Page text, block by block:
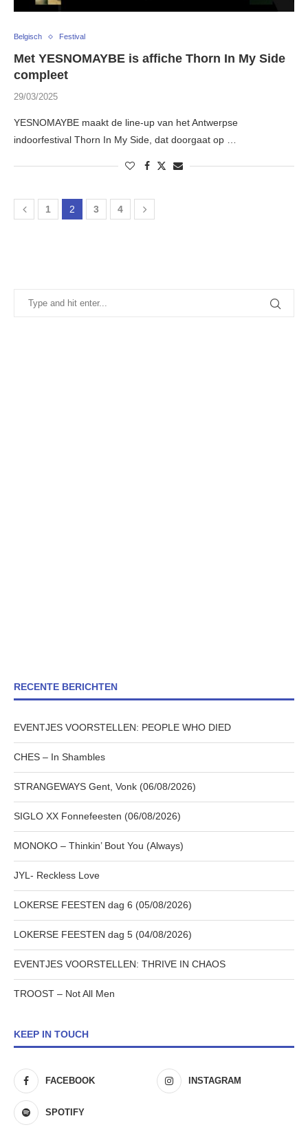
Belgisch Festival
Met YESNOMAYBE is affiche Thorn In My Side
compleet
29/03/2025
YESNOMAYBE maakt de line-up van het Antwerpse
indoorfestival Thorn In My Side, dat doorgaat op …
1 2 3 4
RECENTE BERICHTEN
EVENTJES VOORSTELLEN: PEOPLE WHO DIED
CHES – In Shambles
STRANGEWAYS Gent, Vonk (06/08/2026)
SIGLO XX Fonnefeesten (06/08/2026)
MONOKO – Thinkin’ Bout You (Always)
JYL- Reckless Love
LOKERSE FEESTEN dag 6 (05/08/2026)
LOKERSE FEESTEN dag 5 (04/08/2026)
EVENTJES VOORSTELLEN: THRIVE IN CHAOS
TROOST – Not All Men
KEEP IN TOUCH
FACEBOOK INSTAGRAM
SPOTIFY